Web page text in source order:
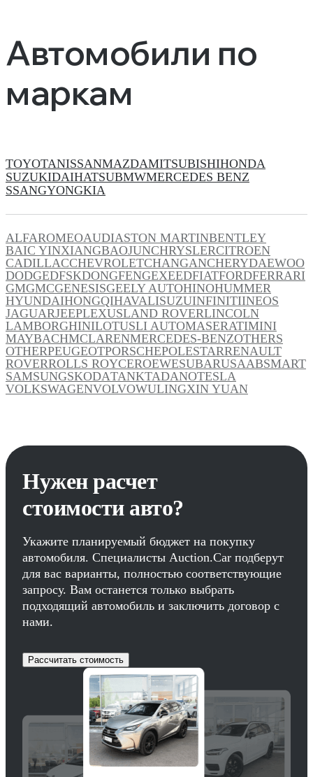
Автомобили по
маркам
TOYOTANISSANMAZDAMITSUBISHIHONDA
SUZUKIDAIHATSUBMWMERCEDES BENZ
SSANGYONGKIA
ALFAROMEOAUDIASTON MARTINBENTLEY
BAIC YINXIANGBAOJUNCHRYSLERCITROEN
CADILLACCHEVROLETCHANGANCHERYDAEWOO
DODGEDFSKDONGFENGEXEEDFIATFORDFERRARI
GMGMCGENESISGEELY AUTOHINOHUMMER
HYUNDAIHONGQIHAVALISUZUINFINITIINEOS
JAGUARJEEPLEXUSLAND ROVERLINCOLN
LAMBORGHINILOTUSLI AUTOMASERATIMINI
MAYBACHMCLARENMERCEDES-BENZOTHERS
OTHERPEUGEOTPORSCHEPOLESTARRENAULT
ROVERROLLS ROYCEROEWESUBARUSAABSMART
SAMSUNGSKODATANKTADANOTESLA
VOLKSWAGENVOLVOWULINGXIN YUAN
Нужен расчет
стоимости авто?
Укажите планируемый бюджет на покупку
автомобиля. Специалисты Auction.Car подберут
для вас варианты, полностью соответствующие
запросу. Вам останется только выбрать
подходящий автомобиль и заключить договор с
нами.
Рассчитать стоимость